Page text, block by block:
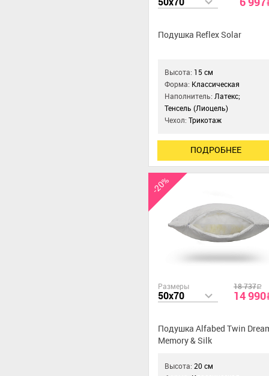
50x70
Подушка Reflex Solar
Высота: 15 см
Форма: Классическая
Наполнитель:Латекс;
Тенсель (Лиоцель)
Чехол:Трикотаж
ПОДРОБНЕЕ
-20%
Размеры
50x70
18 737a
14 990
Подушка Alfabed Twin
Memory & Silk
Высота:20 см